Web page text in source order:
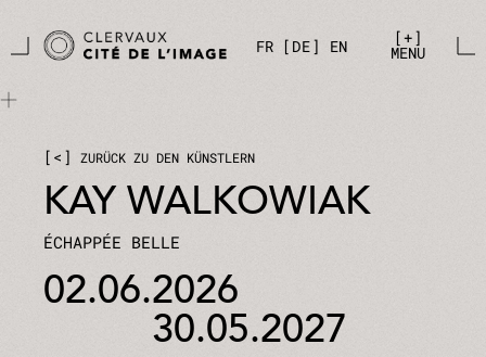
FR
DE EN +
MENU
< ZURÜCK ZU DEN KÜNSTLERN
KAY WALKOWIAK
ÉCHAPPÉE BELLE
02.06.2026
30.05.2027